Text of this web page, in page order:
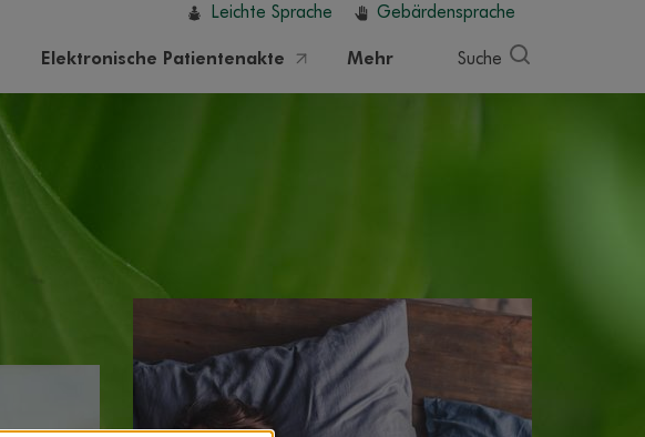
Leichte Sprache Gebärdensprache
Elektronische Patientenakte Mehr Suche